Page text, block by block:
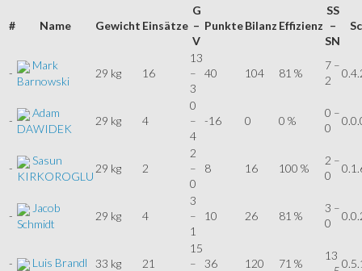
# Name Gewicht Einsätze
G
–
V
PunkteBilanz Effizienz
SS
–
SN
-
Mark
Barnowski
29 kg 16
13
–
3
40 104 81 %
7 –
2
-
Adam
DAWIDEK
29 kg 4
0
–
4
-16 0 0 %
0 –
0
-
Sasun
KIRKOROGLU
29 kg 2
2
–
0
8 16 100 %
2 –
0
-
Jacob
Schmidt
29 kg 4
3
–
1
10 26 81 %
3 –
0
- Luis Brandl 33 kg 21
15
–
36 120 71 %
13